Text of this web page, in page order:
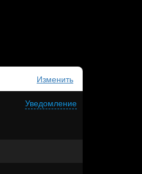
Изменить
Уведомление